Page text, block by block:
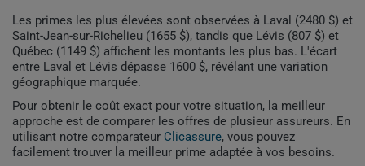
Les primes les plus élevées sont observées à Laval (2480 $) et
Saint-Jean-sur-Richelieu (1655 $), tandis que Lévis (807 $) et
Québec (1149 $) affichent les montants les plus bas. L'écart
entre Laval et Lévis dépasse 1600 $, révélant une variation
géographique marquée.
Pour obtenir le coût exact pour votre situation, la meilleur
approche est de comparer les offres de plusieur assureurs. En
utilisant notre comparateur Clicassure, vous pouvez
facilement trouver la meilleur prime adaptée à vos besoins.